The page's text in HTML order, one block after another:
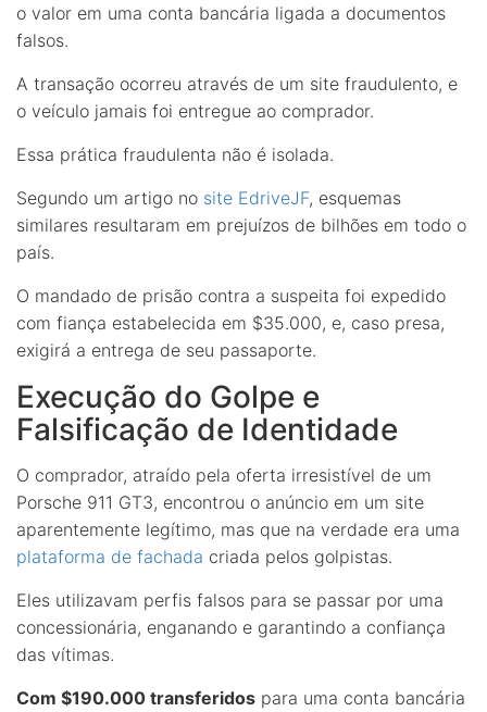
o valor em uma conta bancária ligada a documentos
falsos.
A transação ocorreu através de um site fraudulento, e
o veículo jamais foi entregue ao comprador.
Essa prática fraudulenta não é isolada.
Segundo um artigo no site EdriveJF, esquemas
similares resultaram em prejuízos de bilhões em todo o
país.
O mandado de prisão contra a suspeita foi expedido
com fiança estabelecida em $35.000, e, caso presa,
exigirá a entrega de seu passaporte.
Execução do Golpe e
Falsificação de Identidade
O comprador, atraído pela oferta irresistível de um
Porsche 911 GT3, encontrou o anúncio em um site
aparentemente legítimo, mas que na verdade era uma
plataforma de fachada criada pelos golpistas.
Eles utilizavam perfis falsos para se passar por uma
concessionária, enganando e garantindo a confiança
das vítimas.
Com $190.000 transferidos para uma conta bancária